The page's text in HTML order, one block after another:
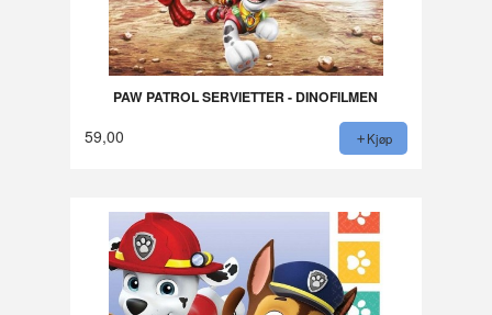
PAW PATROL SERVIETTER - DINOFILMEN
59,00 Kjøp